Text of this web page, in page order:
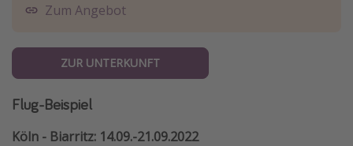
Zum Angebot
ZUR UNTERKUNFT
Flug-Beispiel
Köln - Biarritz: 14.09.-21.09.2022